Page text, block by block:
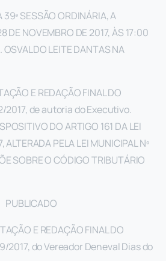
39ª SESSÃO ORDINÁRIA, A
DE NOVEMBRO DE 2017, ÀS 17:00
OSVALDO LEITE DANTAS NA
E REDAÇÃO FINAL DO
2017, de autoria do Executivo.
DO ARTIGO 161 DA LEI
ALTERADA PELA LEI MUNICIPAL Nº
SOBRE O CÓDIGO TRIBUTÁRIO
PUBLICADO
E REDAÇÃO FINAL DO
2017, do Vereador Deneval Dias do